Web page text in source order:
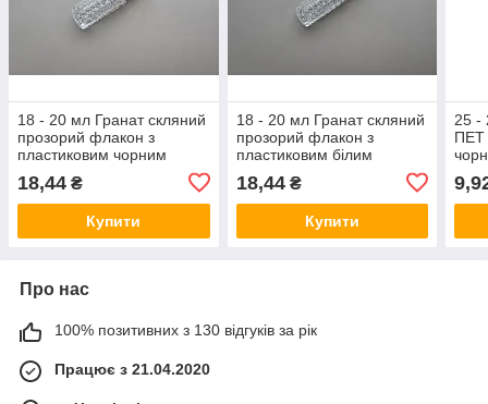
18 - 20 мл Гранат скляний
прозорий флакон з
пластиковим чорним
18/410, пляшка,
атомайзер
18,44 ₴
Купити
18 - 20 мл Гранат скляний
прозорий флакон з
пластиковим білим
18/410, пляшка,
атомайзер
18,44₴
Купити
25 -
ПЕТ
Про нас
100% позитивних з 130 відгуків за рік
Працює з 21.04.2020